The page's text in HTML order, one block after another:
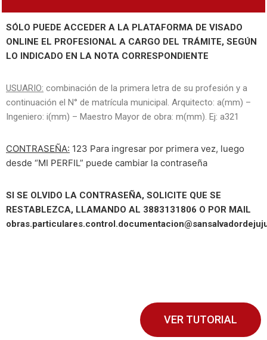
SÓLO PUEDE ACCEDER A LA PLATAFORMA DE VISADO
ONLINE EL PROFESIONAL A CARGO DEL TRÁMITE, SEGÚN
LO INDICADO EN LA NOTA CORRESPONDIENTE
USUARIO: combinación de la primera letra de su profesión y a
continuación el N° de matrícula municipal. Arquitecto: a(mm) –
Ingeniero: i(mm) – Maestro Mayor de obra: m(mm). Ej: a321
CONTRASEÑA: 123 Para ingresar por primera vez, luego
desde “MI PERFIL” puede cambiar la contraseña
SI SE OLVIDO LA CONTRASEÑA, SOLICITE QUE SE
RESTABLEZCA, LLAMANDO AL 3883131806 O POR MAIL
VER TUTORIAL